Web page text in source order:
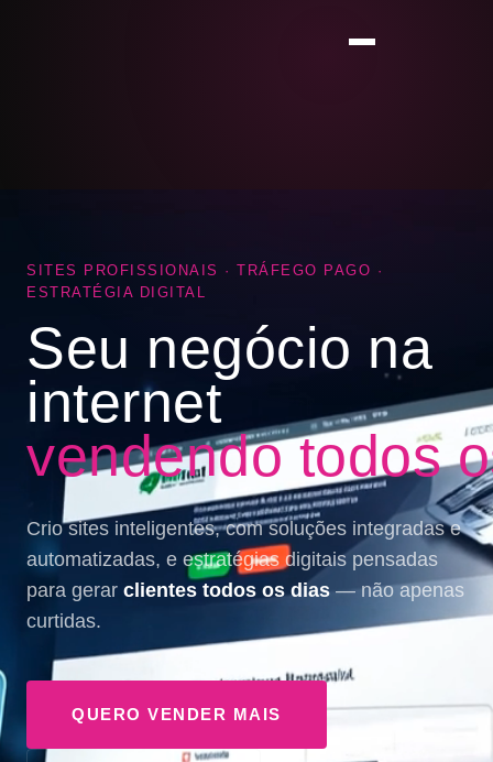
SITES PROFISSIONAIS · TRÁFEGO PAGO ·
ESTRATÉGIA DIGITAL
Seu negócio na
internet
vendendo todos
Crio sites inteligentes, com soluções integradas e
automatizadas, e estratégias digitais pensadas
para gerar clientes todos os dias — não apenas
curtidas.
QUERO VENDER MAIS